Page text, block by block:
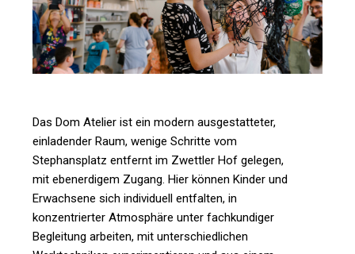
Das Dom Atelier ist ein modern ausgestatteter,
einladender Raum, wenige Schritte vom
Stephansplatz entfernt im Zwettler Hof gelegen,
mit ebenerdigem Zugang. Hier können Kinder und
Erwachsene sich individuell entfalten, in
konzentrierter Atmosphäre unter fachkundiger
Begleitung arbeiten, mit unterschiedlichen